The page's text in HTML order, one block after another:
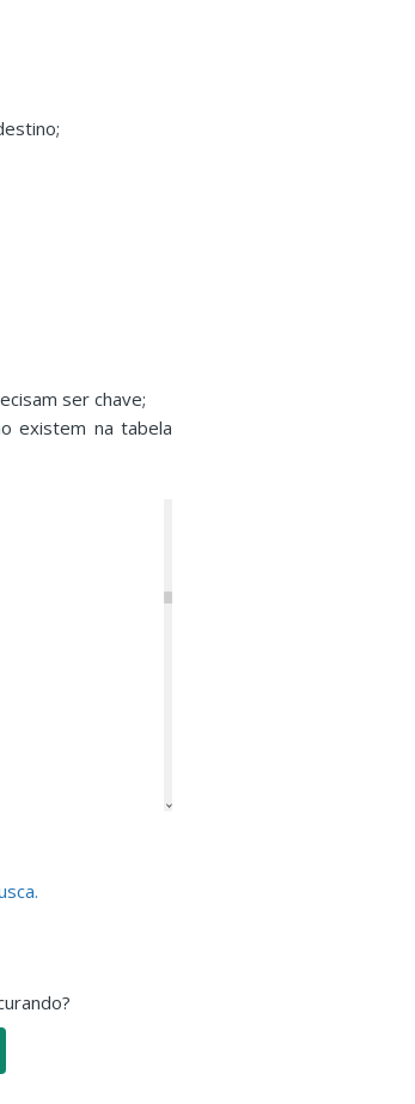
ser chave;
existem na tabela